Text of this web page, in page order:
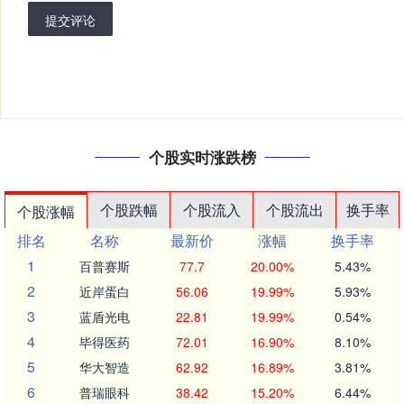
提交评论
个股实时涨跌榜
个股涨幅 个股跌幅 个股流入 个股流出
换手率
排名
名称 最新价 涨幅
换手率
1
百普赛斯 77.7 20.00% 5.43%
2 近岸蛋白 56.06 19.99% 5.93%
3 蓝盾光电 22.81 19.99% 0.54%
4 毕得医药 72.01 16.90% 8.10%
5 华大智造 62.92 16.89% 3.81%
6 普瑞眼科 38.42 15.20% 6.44%